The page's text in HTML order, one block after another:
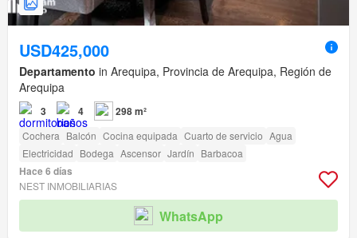
USD425,000
Departamento in Arequipa, Provincia de Arequipa, Región de
Arequipa
3 4 298 m²
Cochera Balcón Cocina equipada Cuarto de servicio Agua
Electricidad Bodega Ascensor Jardín Barbacoa
Hace 6 días
NEST INMOBILIARIAS
WhatsApp